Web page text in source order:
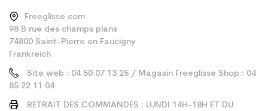
Freeglisse.com
98 B rue des champs plans
74800 Saint-Pierre en Faucigny
Frankreich
Site web : 04 50 07 13 25 / Magasin Freeglisse Shop : 04
85 22 11 04
RETRAIT DES COMMANDES : LUNDI 14H-18H ET DU